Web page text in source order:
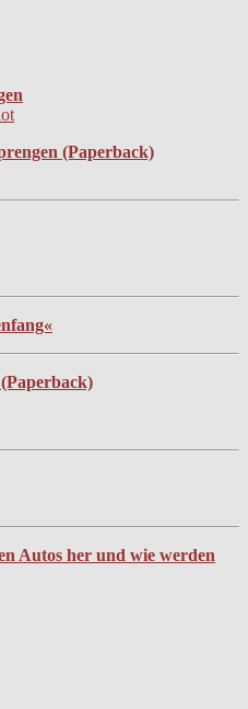
(Paperback)
Autos her und wie werden